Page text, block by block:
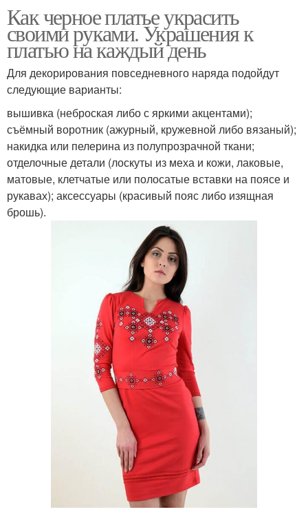
Как черное платье украсить
своими руками. Украшения к
платью на каждый день
Для декорирования повседневного наряда подойдут
следующие варианты:
вышивка (неброская либо с яркими акцентами);
съёмный воротник (ажурный, кружевной либо вязаный);
накидка или пелерина из полупрозрачной ткани;
отделочные детали (лоскуты из меха и кожи, лаковые,
матовые, клетчатые или полосатые вставки на поясе и
рукавах); аксессуары (красивый пояс либо изящная
брошь).